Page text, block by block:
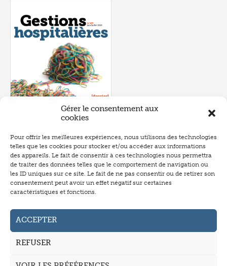
Gérer le consentement aux
cookies
Pour offrir les meilleures expériences, nous utilisons des technologies
telles que les cookies pour stocker et/ou accéder aux informations
des appareils. Le fait de consentir à ces technologies nous permettra
de traiter des données telles que le comportement de navigation ou
les ID uniques sur ce site. Le fait de ne pas consentir ou de retirer son
consentement peut avoir un effet négatif sur certaines
caractéristiques et fonctions.
ACCEPTER
REFUSER
Numéro 657- juin 2026
Annonceurs
Auteurs